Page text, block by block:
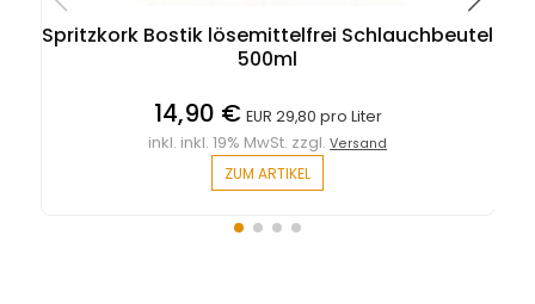
Spritzkork Bostik lösemittelfrei Schlauchbeutel
500ml
14,90 € EUR 29,80 pro Liter
inkl. inkl. 19% MwSt. zzgl.Versand
ZUM ARTIKEL